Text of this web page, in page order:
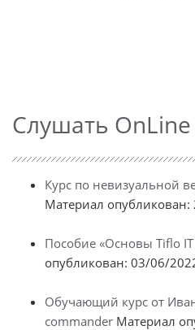
Слушать OnLine
Курс по невизуальной
Материал
Пособие «Основы Tiflo
опубликован: 03/06/
Обучающий курс от
commander Материал